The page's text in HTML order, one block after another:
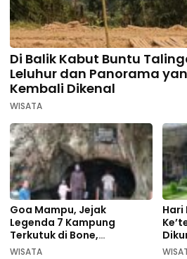
Di Balik Kabut Buntu
Leluhur dan Panorama
Kembali Dikenal
WISATA
Goa Mampu, Jejak
Legenda 7 Kampung
Terkutuk di Bone,
Rekomendasi Liburan
WISATA
Hari